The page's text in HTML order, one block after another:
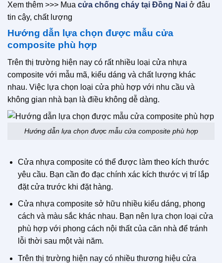
Xem thêm >>> Mua cửa chống cháy tại Đồng Nai ở đâu
tin cậy, chất lượng
Hướng dẫn lựa chọn được mẫu cửa
composite phù hợp
Trên thị trường hiện nay có rất nhiều loại cửa nhựa
composite với mẫu mã, kiểu dáng và chất lượng khác
nhau. Việc lựa chọn loại cửa phù hợp với nhu cầu và
không gian nhà bạn là điều không dễ dàng.
Hướng dẫn lựa chọn được mẫu cửa composite phù hợp
Cửa nhựa composite có thể được làm theo kích thước
yêu cầu. Bạn cần đo đạc chính xác kích thước vị trí lắp
đặt cửa trước khi đặt hàng.
Cửa nhựa composite sở hữu nhiều kiểu dáng, phong
cách và màu sắc khác nhau. Bạn nên lựa chọn loại cửa
phù hợp với phong cách nội thất của căn nhà để tránh
lỗi thời sau một vài năm.
Trên thị trường hiện nay có nhiều thương hiệu cửa